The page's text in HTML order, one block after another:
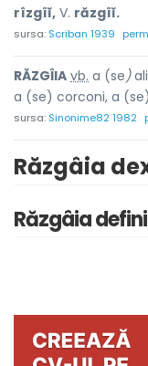
rîzgîĭ, V. răzgîĭ.
sursa: Scriban 1939
RĂZGÎIA vb. a (se)
a (se) corconi, a
sursa: Sinonime82 1982
Răzgâia
Răzgâia